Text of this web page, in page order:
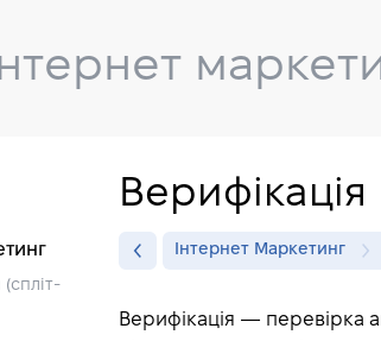
Верифікація
Інтернет Маркетинг
Верифікація — перевірка